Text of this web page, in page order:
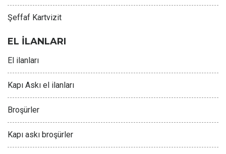
Şeffaf Kartvizit
EL İLANLARI
El ilanları
Kapı Askı el ilanları
Broşürler
Kapı askı broşürler